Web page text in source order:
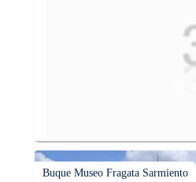
Buque Museo Fragata Sarmiento